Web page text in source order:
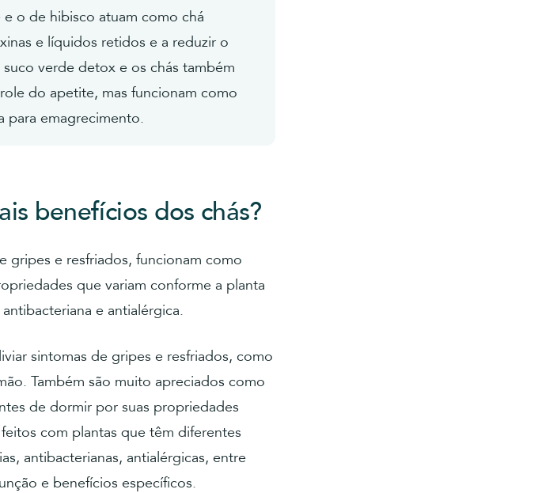
o de hibisco atuam como chá
e líquidos retidos e a reduzir o
verde detox e os chás também
do apetite, mas funcionam como
para emagrecimento.
benefícios dos chás?
gripes e resfriados, funcionam como
que variam conforme a planta
e antialérgica.
sintomas de gripes e resfriados, como
Também são muito apreciados como
de dormir por suas propriedades
com plantas que têm diferentes
antibacterianas, antialérgicas, entre
e benefícios específicos.